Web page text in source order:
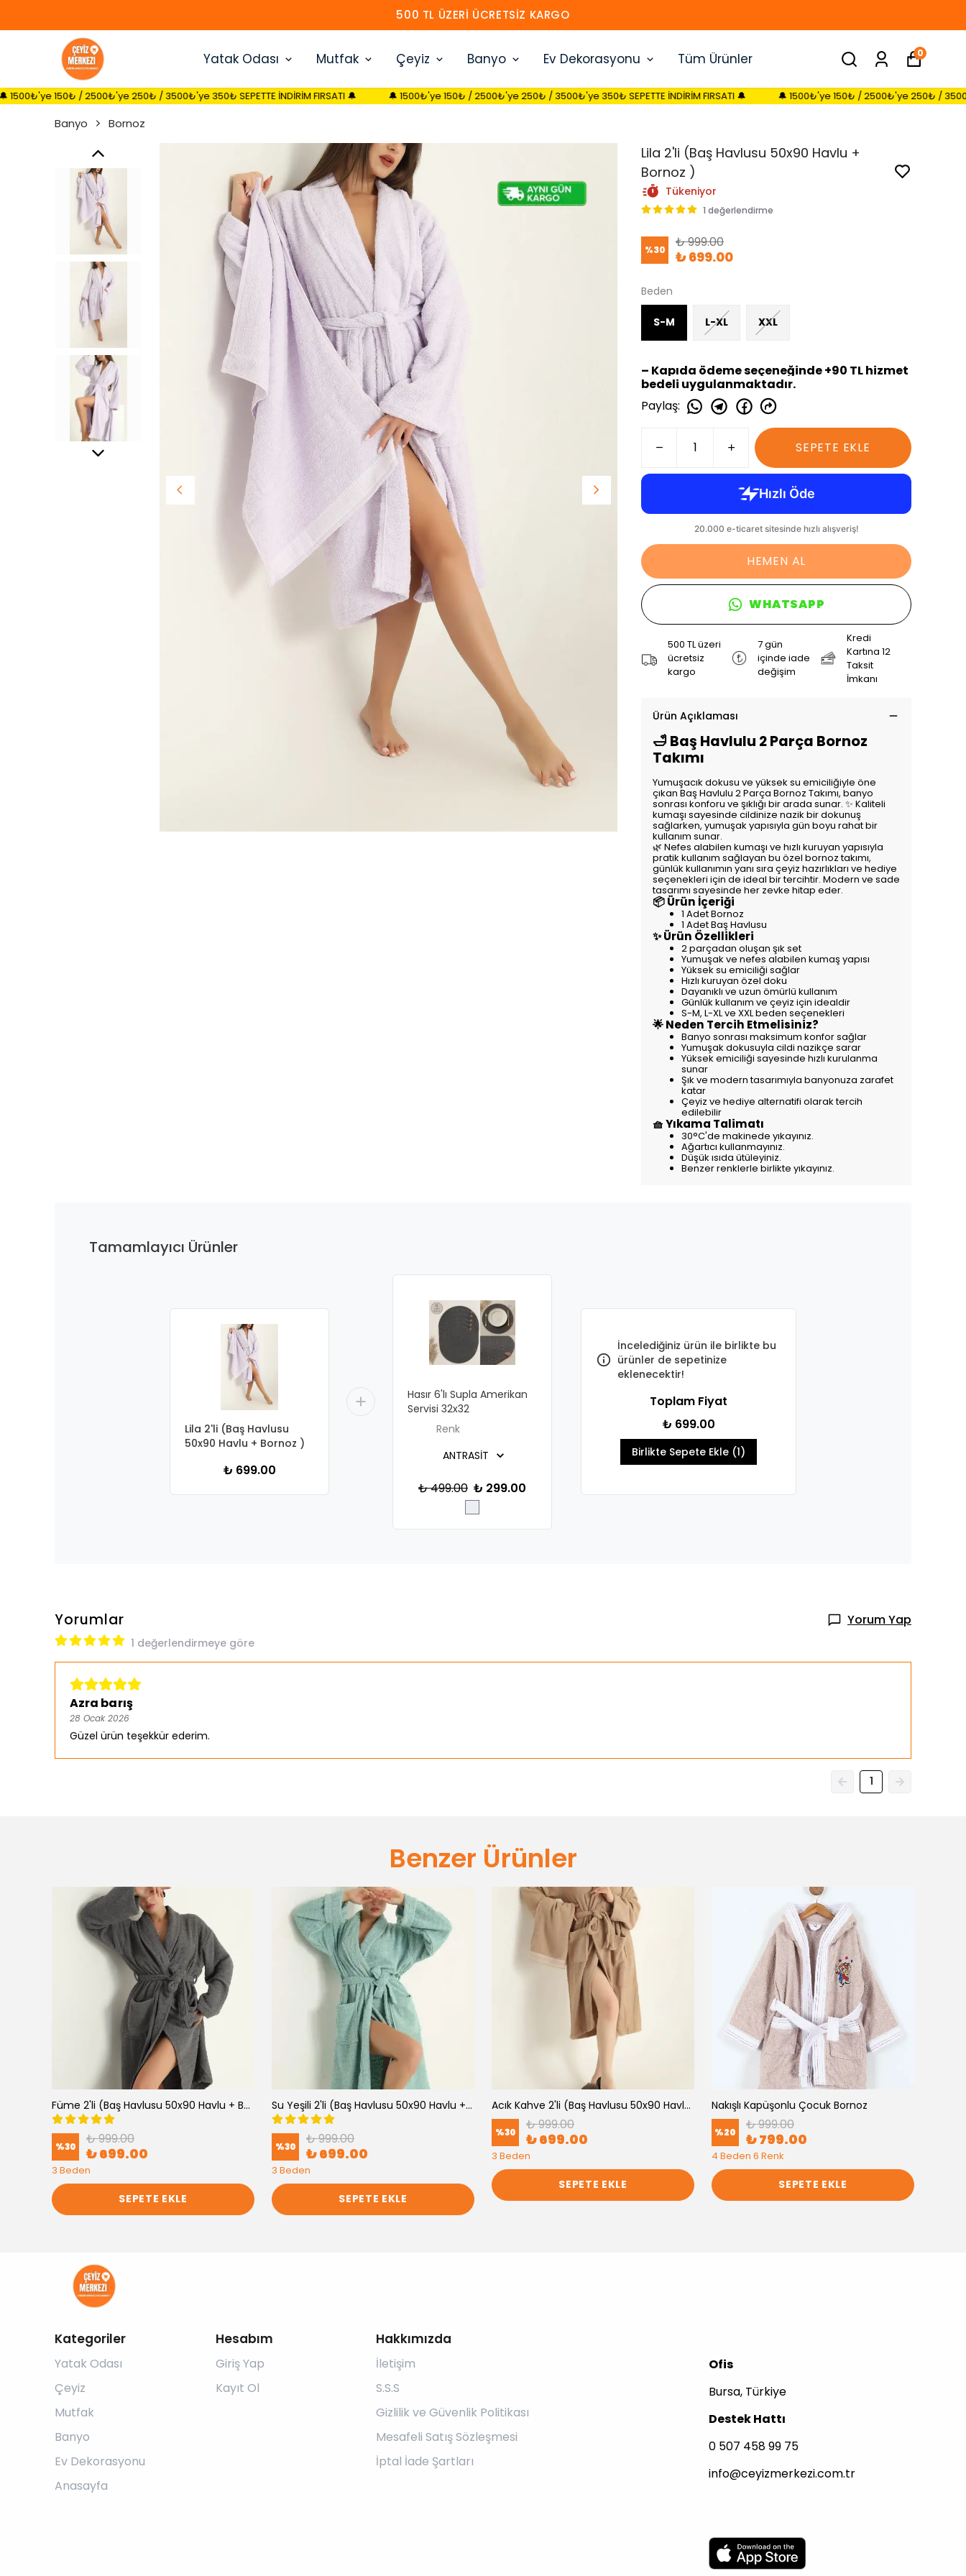
500 TL ÜZERI ÜCRETSIZ KARGO
Yatak Odası Mutfak Çeyiz Banyo Ev Dekorasyonu Tüm Ürünler 0
/ 2500₺'ye 250₺ / 3500₺'ye 350₺ SEPETTE İNDİRİM FIRSATI 🔔 🔔 1500₺'ye 150₺ / 2500₺'ye 250₺ / 3500₺'ye 350₺ SEPETTE İNDİRİM FIRSATI 🔔 🔔 1500₺'ye 150₺ / 2500₺'ye 250₺ / 3500₺'ye 350₺
Banyo Bornoz
Lila 2'li (Baş Havlusu 50x90 Havlu +
Bornoz )
Tükeniyor
1 değerlendirme
%30 ₺ 999.00
₺ 699.00
Beden
S-M L-XL XXL
– Kapıda ödeme seçeneğinde +90 TL hizmet
bedeli uygulanmaktadır.
Paylaş:
SEPETE EKLE
HEMEN AL
WHATSAPP
500 TL üzeri
ücretsiz
kargo
7 gün
içinde iade
değişim
Kredi
Kartına 12
Taksit
İmkanı
Ürün Açıklaması
🛁 Baş Havlulu 2 Parça Bornoz
Takımı
Yumuşacık dokusu ve yüksek su emiciliğiyle öne
çıkan Baş Havlulu 2 Parça Bornoz Takımı, banyo
sonrası konforu ve şıklığı bir arada sunar. ✨ Kaliteli
kumaşı sayesinde cildinize nazik bir dokunuş
sağlarken, yumuşak yapısıyla gün boyu rahat bir
kullanım sunar.
🌿 Nefes alabilen kumaşı ve hızlı kuruyan yapısıyla
pratik kullanım sağlayan bu özel bornoz takımı,
günlük kullanımın yanı sıra çeyiz hazırlıkları ve hediye
seçenekleri için de ideal bir tercihtir. Modern ve sade
tasarımı sayesinde her zevke hitap eder.
📦 Ürün İçeriği
1 Adet Bornoz
1 Adet Baş Havlusu
✨ Ürün Özellikleri
2 parçadan oluşan şık set
Yumuşak ve nefes alabilen kumaş yapısı
Yüksek su emiciliği sağlar
Hızlı kuruyan özel doku
Dayanıklı ve uzun ömürlü kullanım
Günlük kullanım ve çeyiz için idealdir
S-M, L-XL ve XXL beden seçenekleri
🌟 Neden Tercih Etmelisiniz?
Banyo sonrası maksimum konfor sağlar
Yumuşak dokusuyla cildi nazikçe sarar
Yüksek emiciliği sayesinde hızlı kurulanma
sunar
Şık ve modern tasarımıyla banyonuza zarafet
katar
Çeyiz ve hediye alternatifi olarak tercih
edilebilir
🧺 Yıkama Talimatı
30°C'de makinede yıkayınız.
Ağartıcı kullanmayınız.
Düşük ısıda ütüleyiniz.
Benzer renklerle birlikte yıkayınız.
Tamamlayıcı Ürünler
Lila 2'li (Baş Havlusu
50x90 Havlu + Bornoz )
₺ 699.00
Hasır 6'lı Supla Amerikan
Servisi 32x32
Renk
₺ 499.00 ₺ 299.00
İncelediğiniz ürün ile birlikte bu
ürünler de sepetinize
eklenecektir!
Toplam Fiyat
₺ 699.00
Birlikte Sepete Ekle (1)
Yorumlar Yorum Yap
1 değerlendirmeye göre
Azra barış
28 Ocak 2026
Güzel ürün teşekkür ederim.
1
Benzer Ürünler
Füme 2'li (Baş Havlusu 50x90 Havlu + Bornoz )
%30 ₺ 999.00
₺ 699.00
3 Beden
SEPETE EKLE
Su Yeşili 2'li (Baş Havlusu 50x90 Havlu + Bornoz )
%30 ₺ 999.00
₺ 699.00
3 Beden
SEPETE EKLE
Acık Kahve 2'li (Baş Havlusu 50x90 Havlu + Bornoz )
%30 ₺ 999.00
₺ 699.00
3 Beden
SEPETE EKLE
Nakışlı Kapüşonlu Çocuk Bornoz
%20 ₺ 999.00
₺ 799.00
4 Beden 6 Renk
SEPETE EKLE
Kategoriler
Yatak Odası
Çeyiz
Mutfak
Banyo
Ev Dekorasyonu
Anasayfa
Hesabım
Giriş Yap
Kayıt Ol
Hakkımızda
İletişim
S.S.S
Gizlilik ve Güvenlik Politikası
Mesafeli Satış Sözleşmesi
İptal İade Şartları
Ofis
Bursa, Türkiye
Destek Hattı
0 507 458 99 75
info@ceyizmerkezi.com.tr